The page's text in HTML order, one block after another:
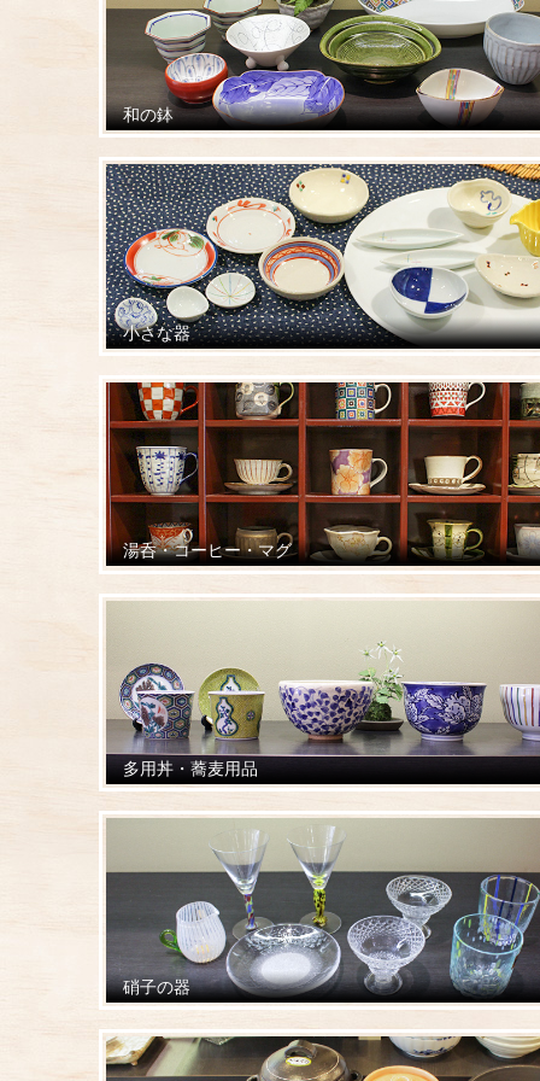
和の鉢
小さな器
湯呑・コーヒー・マグ
多用丼・蕎麦用品
硝子の器